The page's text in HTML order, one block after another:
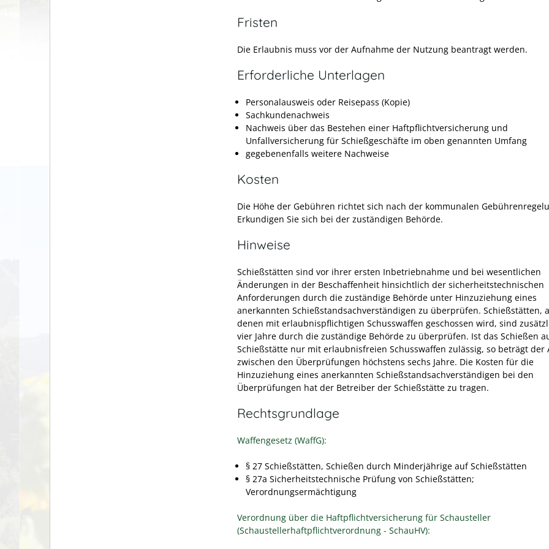
Fristen
Die Erlaubnis muss vor der Aufnahme der Nutzung beantragt werden.
Erforderliche Unterlagen
Personalausweis oder Reisepass (Kopie)
Sachkundenachweis
Nachweis über das Bestehen einer Haftpflichtversicherung und
Unfallversicherung für Schießgeschäfte im oben genannten Umfang
gegebenenfalls weitere Nachweise
Kosten
Die Höhe der Gebühren richtet sich nach der kommunalen
Erkundigen Sie sich bei der zuständigen Behörde.
Hinweise
Schießstätten sind vor ihrer ersten Inbetriebnahme und bei wesentlichen
Änderungen in der Beschaffenheit hinsichtlich der sicherheitstechnischen
Anforderungen durch die zuständige Behörde unter Hinzuziehung eines
anerkannten Schießstandsachverständigen zu überprüfen. Schießstätten,
denen mit erlaubnispflichtigen Schusswaffen geschossen wird, sind
vier Jahre durch die zuständige Behörde zu überprüfen. Ist das Schießen
Schießstätte nur mit erlaubnisfreien Schusswaffen zulässig, so beträgt der
zwischen den Überprüfungen höchstens sechs Jahre. Die Kosten für die
Hinzuziehung eines anerkannten Schießstandsachverständigen bei den
Überprüfungen hat der Betreiber der Schießstätte zu tragen.
Rechtsgrundlage
Waffengesetz (WaffG):
§ 27 Schießstätten, Schießen durch Minderjährige auf Schießstätten
§ 27a Sicherheitstechnische Prüfung von Schießstätten;
Verordnungsermächtigung
Verordnung über die Haftpflichtversicherung für Schausteller
(Schaustellerhaftpflichtverordnung - SchauHV):